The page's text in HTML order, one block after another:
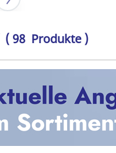
( 98 Produkte )